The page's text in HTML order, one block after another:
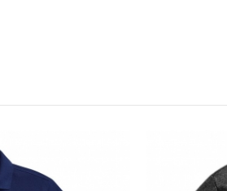
臺北松山機場(TSA)
高雄國際機場(KHH)